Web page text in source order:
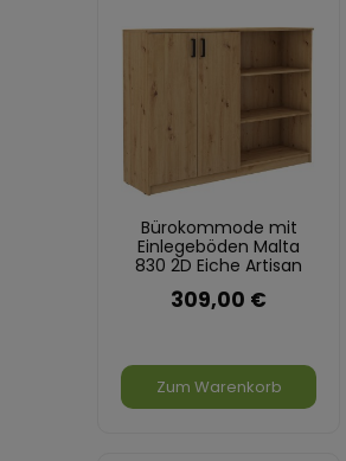
Bürokommode mit
Einlegeböden Malta
830 2D Eiche Artisan
309,00 €
Zum Warenkorb